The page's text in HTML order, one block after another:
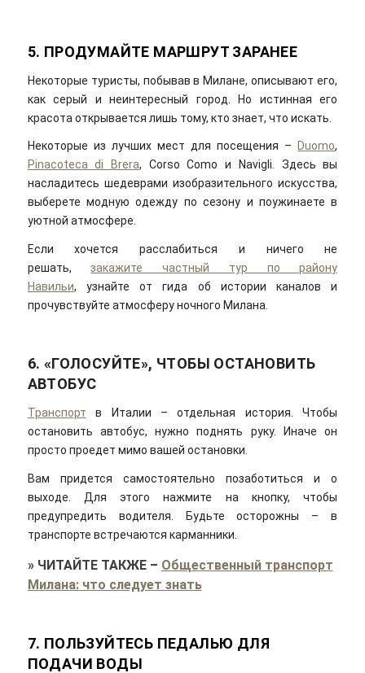
5. ПРОДУМАЙТЕ МАРШРУТ ЗАРАНЕЕ
Некоторые туристы, побывав в Милане, описывают его,
как серый и неинтересный город. Но истинная его
красота открывается лишь тому, кто знает, что искать.
Некоторые из лучших мест для посещения – Duomo,
Pinacoteca di
Brera, Corso Como и Navigli. Здесь вы
насладитесь шедеврами изобразительного искусства,
выберете модную одежду по сезону и поужинаете в
уютной атмосфере.
Если хочется расслабиться и ничего не
решать,закажите частный тур по району
Навильи, узнайте от гида об истории каналов и
прочувствуйте атмосферу ночного Милана.
6. «ГОЛОСУЙТЕ», ЧТОБЫ ОСТАНОВИТЬ
АВТОБУС
Транспорт в Италии – отдельная история. Чтобы
остановить автобус, нужно поднять руку. Иначе он
просто проедет мимо вашей остановки.
Вам придется самостоятельно позаботиться и о
выходе. Для этого нажмите на кнопку, чтобы
предупредить водителя. Будьте осторожны – в
транспорте встречаются карманники.
» ЧИТАЙТЕ ТАКЖЕ– Общественный транспорт
Милана: что следует знать
7. ПОЛЬЗУЙТЕСЬ ПЕДАЛЬЮ ДЛЯ
ПОДАЧИ ВОДЫ